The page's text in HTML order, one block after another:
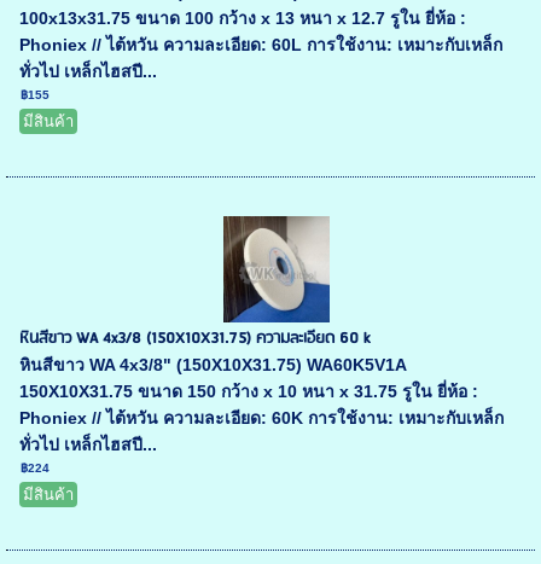
100x13x31.75 ขนาด 100 กว้าง x 13 หนา x 12.7 รูใน ยี่ห้อ :
Phoniex // ไต้หวัน ความละเอียด: 60L การใช้งาน: เหมาะกับเหล็ก
ทั่วไป เหล็กไฮสปี...
฿155
มีสินค้า
หินสีขาว WA 4x3/8 (150X10X31.75) ความละเอียด 60 k
หินสีขาว WA 4x3/8" (150X10X31.75) WA60K5V1A
150X10X31.75 ขนาด 150 กว้าง x 10 หนา x 31.75 รูใน ยี่ห้อ :
Phoniex // ไต้หวัน ความละเอียด: 60K การใช้งาน: เหมาะกับเหล็ก
ทั่วไป เหล็กไฮสปี...
฿224
มีสินค้า